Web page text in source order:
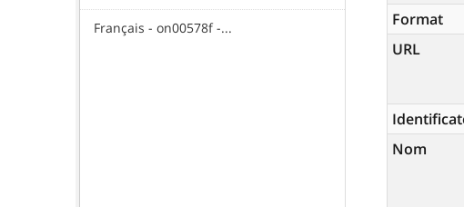
Français - on00578f -...
Format
URL
Nom